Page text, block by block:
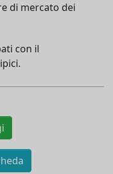
di mercato dei
con il